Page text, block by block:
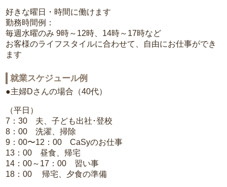
好きな曜日・時間に働けます
勤務時間例：
毎週水曜のみ 9時～12時、14時～17時など
お客様のライフスタイルに合わせて、自由にお仕事ができ
ます
就業スケジュール例
●主婦Dさんの場合（40代）
（平日）
7：30 夫、子ども出社･登校
8：00 洗濯、掃除
9：00〜12：00 CaSyのお仕事
13：00 昼食、帰宅
14：00～17：00 習い事
18：00 帰宅、夕食の準備